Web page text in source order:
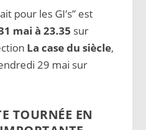
pour les GI’s” est
mai à 23.35 sur
La case du siècle,
29 mai sur
TOURNÉE EN